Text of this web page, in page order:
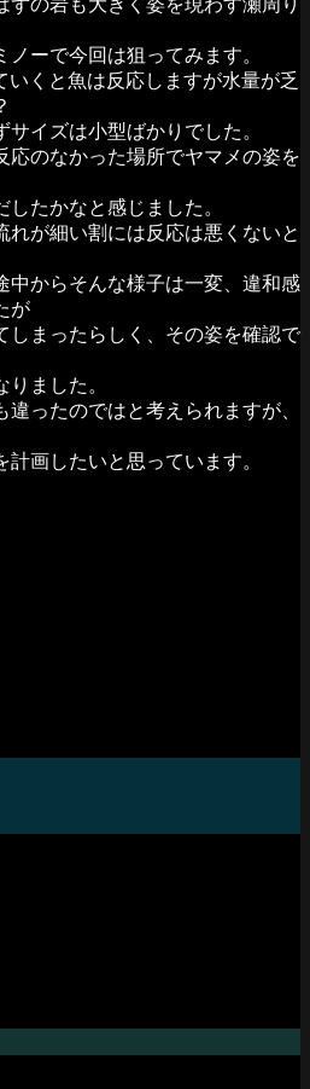
ーで今回は狙ってみます。
くと魚は反応しますが水量が乏
イズは小型ばかりでした。
応のなかった場所でヤマメの姿を
たかなと感じました。
れが細い割には反応は悪くないと
中からそんな様子は一変、違和感
が
しまったらしく、その姿を確認で
ました。
ったのではと考えられますが、
画したいと思っています。